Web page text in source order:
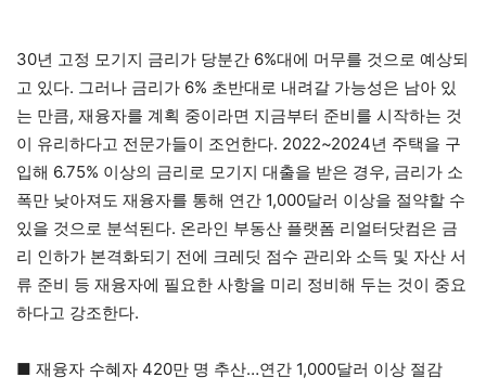
30년 고정 모기지 금리가 당분간 6%대에 머무를 것으로 예상되
고 있다. 그러나 금리가 6% 초반대로 내려갈 가능성은 남아 있
는 만큼, 재융자를 계획 중이라면 지금부터 준비를 시작하는 것
이 유리하다고 전문가들이 조언한다. 2022~2024년 주택을 구
입해 6.75% 이상의 금리로 모기지 대출을 받은 경우, 금리가 소
폭만 낮아져도 재융자를 통해 연간 1,000달러 이상을 절약할 수
있을 것으로 분석된다. 온라인 부동산 플랫폼 리얼터닷컴은 금
리 인하가 본격화되기 전에 크레딧 점수 관리와 소득 및 자산 서
류 준비 등 재융자에 필요한 사항을 미리 정비해 두는 것이 중요
하다고 강조한다.
■ 재융자 수혜자 420만 명 추산…연간 1,000달러 이상 절감